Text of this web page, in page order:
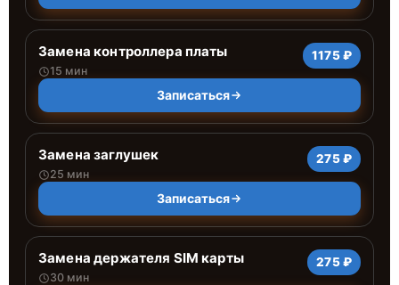
Замена контроллера платы
15 мин
1175 ₽
Записаться
Замена заглушек
25 мин
275 ₽
Записаться
Замена держателя SIM карты
30 мин
275 ₽